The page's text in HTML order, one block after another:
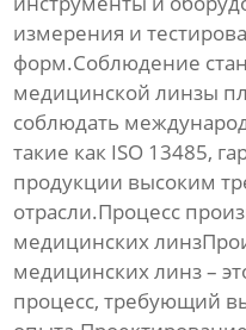
измерения и
форм.Соблюдение
медицинской линзы
соблюдать
такие как ISO 13485,
продукции высоким
отрасли.Процесс
медицинских
медицинских линз –
процесс, требующий